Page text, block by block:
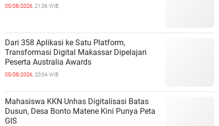
05/08/2026, 21:06 WIB
Dari 358 Aplikasi ke Satu Platform,
Transformasi Digital Makassar Dipelajari
Peserta Australia Awards
05/08/2026, 20:04 WIB
Mahasiswa KKN Unhas Digitalisasi Batas
Dusun, Desa Bonto Matene Kini Punya Peta
GIS